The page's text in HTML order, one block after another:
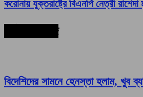
করোনায় যুক্তরাষ্ট্রে বিএনপি নেত্রী
বিদেশিদের সামনে হেনস্তা হলাম, খুব